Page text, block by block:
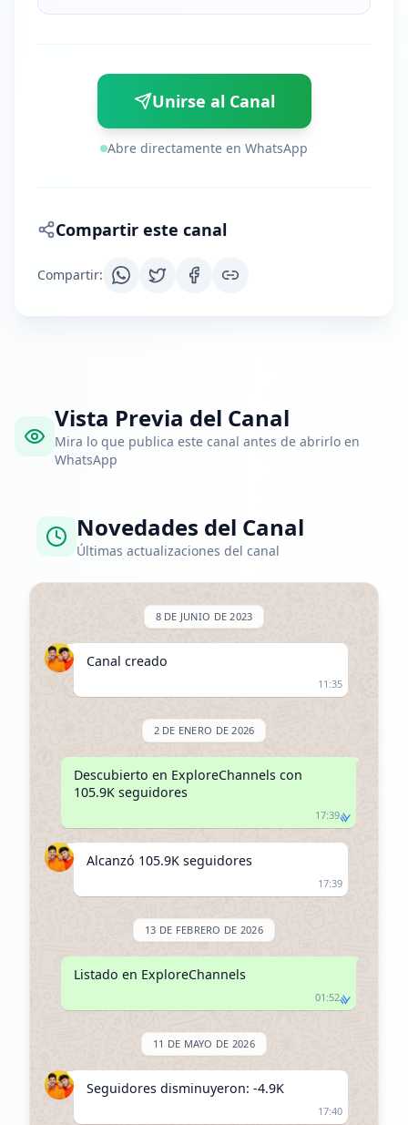
Unirse al Canal
Abre directamente en WhatsApp
Compartir este canal
Compartir:
Vista Previa del Canal
Mira lo que publica este canal antes de abrirlo en
WhatsApp
Novedades del Canal
Últimas actualizaciones del canal
8 DE JUNIO DE 2023
Canal creado
11:35
2 DE ENERO DE 2026
Descubierto en ExploreChannels con
105.9K seguidores
17:39
Alcanzó 105.9K seguidores
17:39
13 DE FEBRERO DE 2026
Listado en ExploreChannels
01:52
11 DE MAYO DE 2026
Seguidores disminuyeron: -4.9K
17:40